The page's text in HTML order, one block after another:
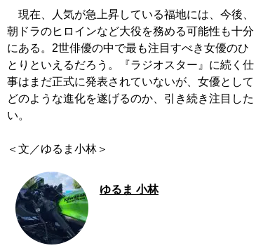
現在、人気が急上昇している福地には、今後、
朝ドラのヒロインなど大役を務める可能性も十分
にある。2世俳優の中で最も注目すべき女優のひ
とりといえるだろう。『ラジオスター』に続く仕
事はまだ正式に発表されていないが、女優として
どのような進化を遂げるのか、引き続き注目した
い。
ゆるま 小林